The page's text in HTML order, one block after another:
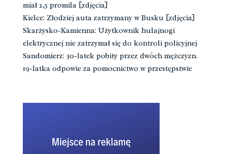
miał 2,5 promila [zdjęcia]
Kielce: Złodziej auta zatrzymany w Busku [zdjęcia]
Skarżysko-Kamienna: Użytkownik hulajnogi
elektrycznej nie zatrzymał się do kontroli policyjnej
Sandomierz: 30-latek pobity przez dwóch mężczyzn.
19-latka odpowie za pomocnictwo w przestępstwie